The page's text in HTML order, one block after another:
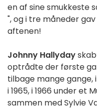
en af sine smukkeste
", og i tre måneder
aftenen!
Johnny Hallyday
optrådte der første
tilbage mange gange,
i 1965, i 1966 under et
sammen med Sylvie